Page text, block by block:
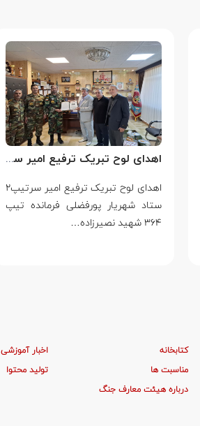
اهدای لوح تبریک ترفیع امیر سرتیپ۲ ستاد شهریار پورفضلی فرمانده تیپ ۳۶۴ شهید نصیرزاده نزاجا مستقر در مهاباد
اهدای لوح تبریک ترفیع امیر سرتیپ۲
ستاد شهریار پورفضلی فرمانده تیپ
۳۶۴ شهید نصیرزاده…
کتابخانه
اخبار آموزشی
مناسبت ها
تولید محتوا
درباره هیئت معارف جنگ